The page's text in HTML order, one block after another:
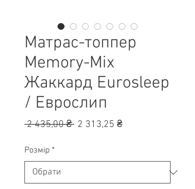
Матрас-топпер
Memory-Mix
Жаккард Eurosleep
/ Еврослип
2 435,00 ₴ Звичайна
2 313,25 ₴За
Розмір *